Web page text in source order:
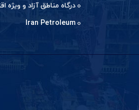
درگاه مناطق آزاد و ویژه
Iran Petroleum